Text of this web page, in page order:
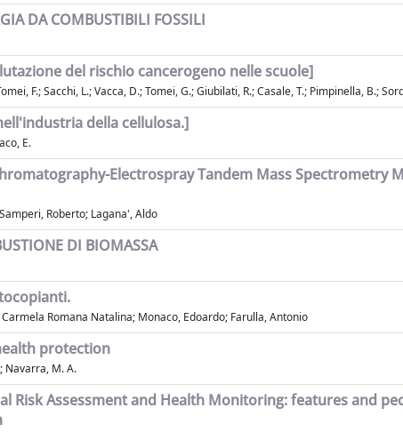
DA COMBUSTIBILI FOSSILI
del rischio cancerogeno nelle scuole]
F.; Sacchi, L.; Vacca, D.; Tomei, G.; Giubilati, R.; Casale, T.; Pimpinella, B.;
della cellulosa.]
E.
Electrospray Tandem Mass
Roberto; Lagana', Aldo
DI BIOMASSA
Romana Natalina; Monaco, Edoardo; Farulla, Antonio
protection
Navarra, M. A.
Risk Assessment and Health Monitoring: features and